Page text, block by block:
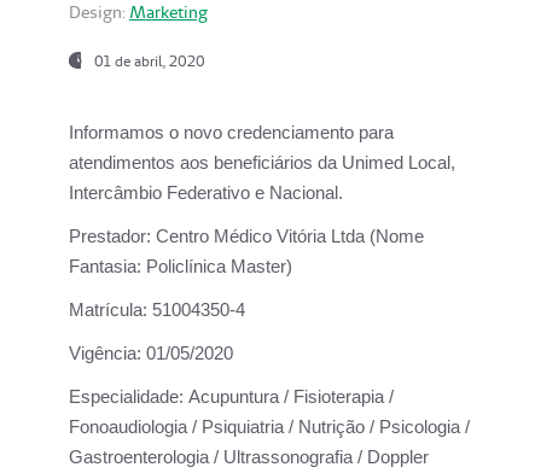
Design: Marketing
01 de abril, 2020
Informamos o novo credenciamento para
atendimentos aos beneficiários da Unimed Local,
Intercâmbio Federativo e Nacional.
Prestador: Centro Médico Vitória Ltda (Nome
Fantasia: Policlínica Master)
Matrícula: 51004350-4
Vigência: 01/05/2020
Especialidade: Acupuntura / Fisioterapia /
Fonoaudiologia / Psiquiatria / Nutrição / Psicologia /
Gastroenterologia / Ultrassonografia / Doppler